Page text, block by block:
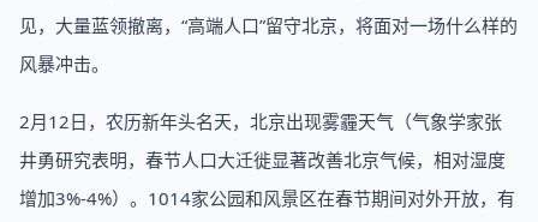
见，大量蓝领撤离，“高端人口”留守北京，将面对一场什么样的
风暴冲击。
2月12日，农历新年头名天，北京出现雾霾天气（气象学家张
井勇研究表明，春节人口大迁徙显著改善北京气候，相对湿度
增加3%-4%）。1014家公园和风景区在春节期间对外开放，有